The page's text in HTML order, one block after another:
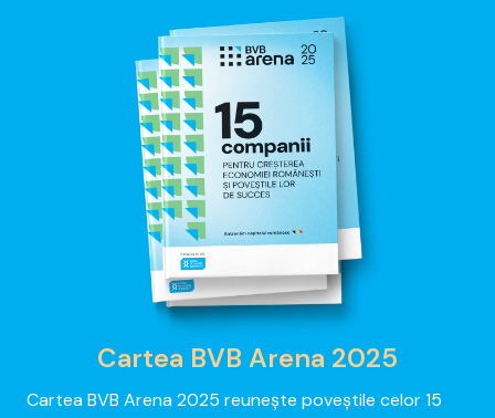
Cartea BVB Arena 2025
Cartea BVB Arena 2025 reunește poveștile celor 15